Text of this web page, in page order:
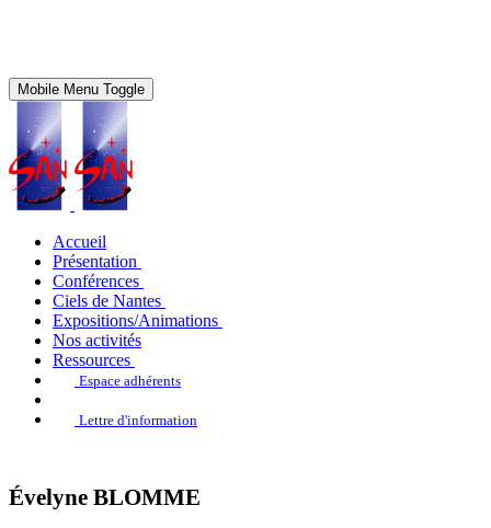
Mobile Menu Toggle
Accueil
Présentation
Conférences
Ciels de Nantes
Expositions/Animations
Nos activités
Ressources
Espace adhérents
Lettre d'information
Évelyne BLOMME